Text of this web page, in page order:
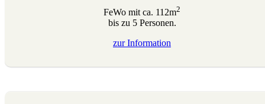
FeWo mit ca. 112m2
bis zu 5 Personen.
zurInformation